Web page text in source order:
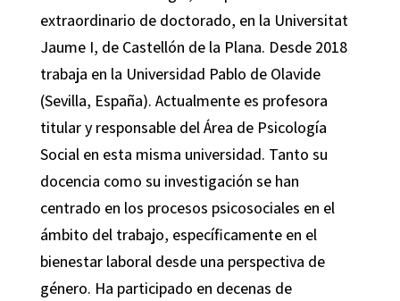
extraordinario de doctorado, en la Universitat
Jaume I, de Castellón de la Plana. Desde 2018
trabaja en la Universidad Pablo de Olavide
(Sevilla, España). Actualmente es profesora
titular y responsable del Área de Psicología
Social en esta misma universidad. Tanto su
docencia como su investigación se han
centrado en los procesos psicosociales en el
ámbito del trabajo, específicamente en el
bienestar laboral desde una perspectiva de
género. Ha participado en decenas de